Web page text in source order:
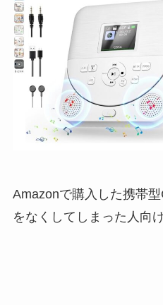
Amazonで購入した携帯
をなくしてしまった人向